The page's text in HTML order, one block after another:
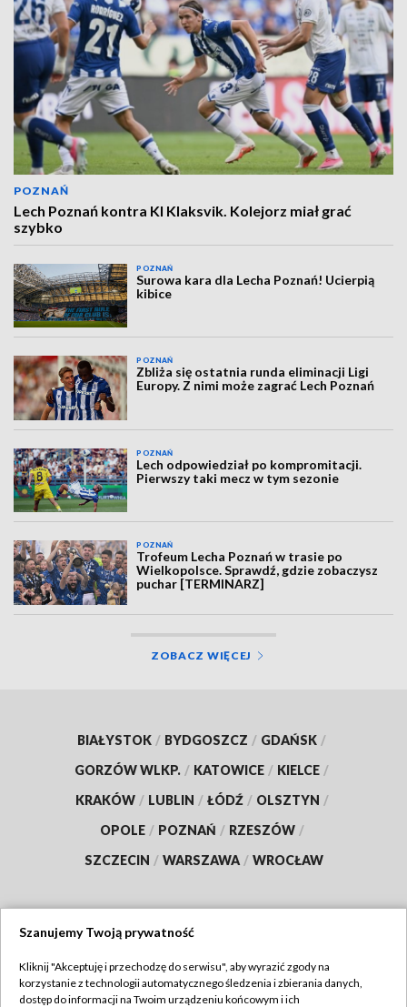
POZNAŃ
Lech Poznań kontra KI Klaksvik. Kolejorz miał grać
szybko
POZNAŃ
Surowa kara dla Lecha Poznań! Ucierpią
kibice
POZNAŃ
Zbliża się ostatnia runda eliminacji Ligi
Europy. Z nimi może zagrać Lech Poznań
POZNAŃ
Lech odpowiedział po kompromitacji.
Pierwszy taki mecz w tym sezonie
POZNAŃ
Trofeum Lecha Poznań w trasie po
Wielkopolsce. Sprawdź, gdzie zobaczysz
puchar [TERMINARZ]
ZOBACZ WIĘCEJ
BIAŁYSTOK / BYDGOSZCZ / GDAŃSK /
GORZÓW WLKP. / KATOWICE / KIELCE /
KRAKÓW / LUBLIN / ŁÓDŹ / OLSZTYN /
OPOLE / POZNAŃ / RZESZÓW /
SZCZECIN / WARSZAWA / WROCŁAW
TVP
Szanujemy Twoją prywatność
Kliknij "Akceptuję i przechodzę do serwisu", aby wyrazić zgody na
korzystanie z technologii automatycznego śledzenia i zbierania danych,
dostęp do informacji na Twoim urządzeniu końcowym i ich